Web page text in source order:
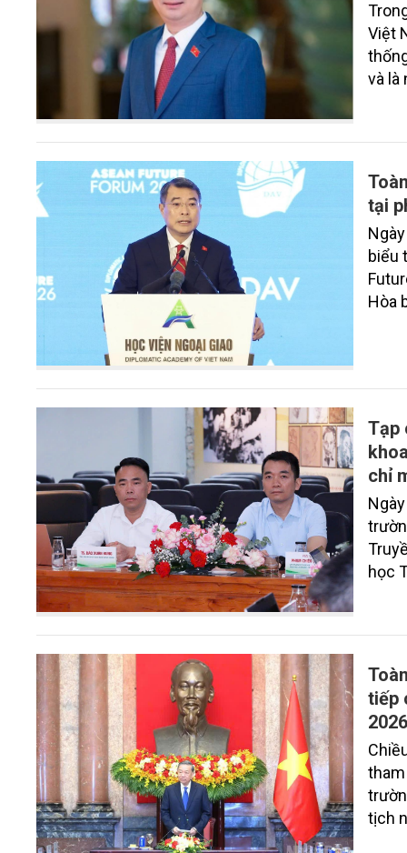
Việt
và là
cách
mở
cầu
tại
biểu
Hòa
Tạp
chỉ
học
21/
tiếp
tịch